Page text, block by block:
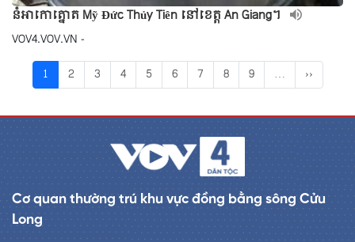
នំអាកោត្នោត Mỹ Đức Thủy Tiên នៅខេត្ត An Giang។
VOV4.VOV.VN -
1
2 3 4 5 6 7 8 9 … ››
Cơ quan thường trú khu vực đồng bằng sông Cửu
Long